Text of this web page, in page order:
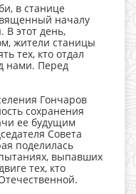
в станице
началу
В этот день,
жители станицы
тех, кто отдал
нами. Перед
Гончаров
сохранения
ее будущим
Совета
поделилась
выпавших
тех, кто